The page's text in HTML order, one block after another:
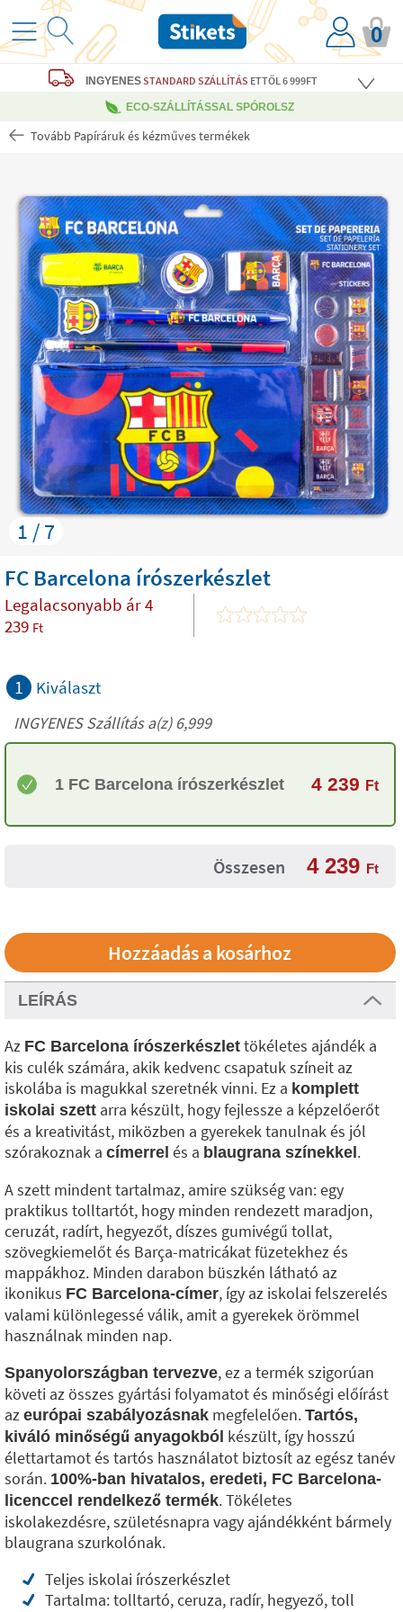
0
INGYENESSTANDARD SZÁLLÍTÁS ETTŐL 6 999FT
ECO-SZÁLLÍTÁSSAL SPÓROLSZ
Tovább Papíráruk és kézműves termékek
1 / 7
FC Barcelona írószerkészlet
Legalacsonyabb ár4
239 Ft
1 Kiválaszt
INGYENES Szállítás a(z) 6,999
1 FC Barcelona írószerkészlet 4 239 Ft
Összesen 4 239 Ft
LEÍRÁS
Az FC Barcelona írószerkészlet tökéletes ajándék a
kis culék számára, akik kedvenc csapatuk színeit az
iskolába is magukkal szeretnék vinni. Ez a komplett
iskolai szett arra készült, hogy fejlessze a képzelőerőt
és a kreativitást, miközben a gyerekek tanulnak és jól
szórakoznak a címerrel és a blaugrana színekkel .
A szett mindent tartalmaz, amire szükség van: egy
praktikus tolltartót, hogy minden rendezett maradjon,
ceruzát, radírt, hegyezőt, díszes gumivégű tollat,
szövegkiemelőt és Barça-matricákat füzetekhez és
mappákhoz. Minden darabon büszkén látható az
ikonikus FC Barcelona-címer, így az iskolai felszerelés
valami különlegessé válik, amit a gyerekek örömmel
használnak minden nap.
Spanyolországban tervezve, ez a termék szigorúan
követi az összes gyártási folyamatot és minőségi előírást
az európai szabályozásnak megfelelően. Tartós,
kiváló minőségű anyagokból készült, így hosszú
élettartamot és tartós használatot biztosít az egész tanév
során. 100%-ban hivatalos, eredeti, FC Barcelona-
licenccel rendelkező termék. Tökéletes
iskolakezdésre, születésnapra vagy ajándékként bármely
blaugrana szurkolónak.
Teljes iskolai írószerkészlet
Tartalma: tolltartó, ceruza, radír, hegyező, toll